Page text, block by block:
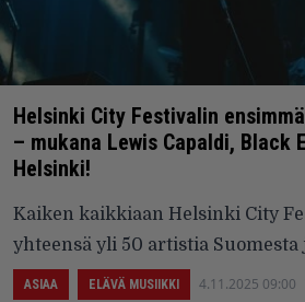
Helsinki City Festivalin
– mukana Lewis Capaldi, Black
Helsinki!
Kaiken kaikkiaan Helsinki City
yhteensä yli 50 artistia
ASIAA ELÄVÄ MUSIIKKI 4.11.2025 09:00